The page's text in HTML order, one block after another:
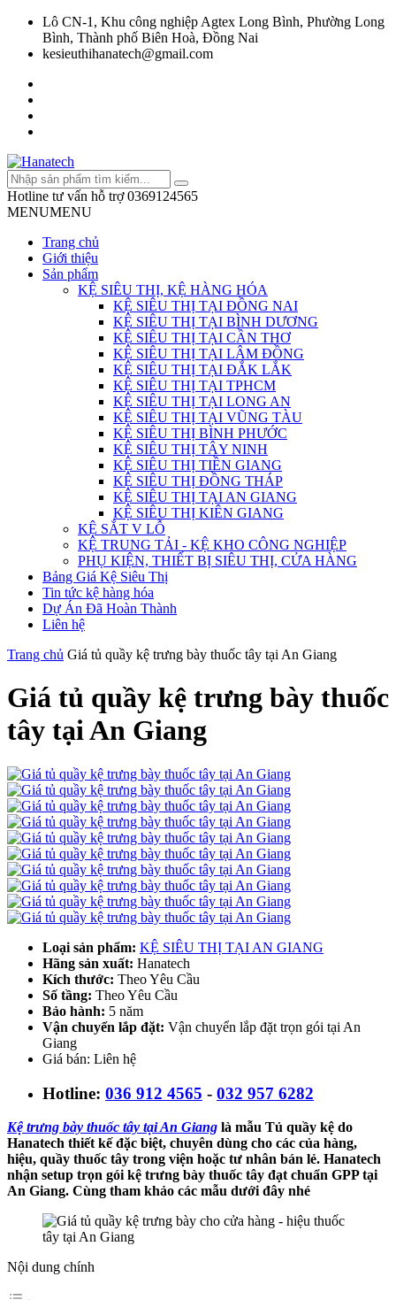
Lô CN-1, Khu công nghiệp Agtex Long Bình, Phường Long
Bình, Thành phố Biên Hoà, Đồng Nai
kesieuthihanatech@gmail.com
Hotline tư vấn hỗ trợ 0369124565
MENUMENU
Trang chủ
Giới thiệu
Sản phẩm
KỆ SIÊU THỊ, KỆ HÀNG HÓA
KỆ SIÊU THỊ TẠI ĐỒNG NAI
KỆ SIÊU THỊ TẠI BÌNH DƯƠNG
KỆ SIÊU THỊ TẠI CẦN THƠ
KỆ SIÊU THỊ TẠI LÂM ĐỒNG
KỆ SIÊU THỊ TẠI ĐẮK LẮK
KỆ SIÊU THỊ TẠI TPHCM
KỆ SIÊU THỊ TẠI LONG AN
KỆ SIÊU THỊ TẠI VŨNG TÀU
KỆ SIÊU THỊ BÌNH PHƯỚC
KỆ SIÊU THỊ TÂY NINH
KỆ SIÊU THỊ TIỀN GIANG
KỆ SIÊU THỊ ĐỒNG THÁP
KỆ SIÊU THỊ TẠI AN GIANG
KỆ SIÊU THỊ KIÊN GIANG
KỆ SẮT V LỖ
KỆ TRUNG TẢI - KỆ KHO CÔNG NGHIỆP
PHỤ KIỆN, THIẾT BỊ SIÊU THỊ, CỬA HÀNG
Bảng Giá Kệ Siêu Thị
Tin tức kệ hàng hóa
Dự Án Đã Hoàn Thành
Liên hệ
Trang chủ Giá tủ quầy kệ trưng bày thuốc tây tại An Giang
Giá tủ quầy kệ trưng bày thuốc
tây tại An Giang
Loại sản phẩm: KỆ SIÊU THỊ TẠI AN GIANG
Hãng sản xuất: Hanatech
Kích thước: Theo Yêu Cầu
Số tầng: Theo Yêu Cầu
Bảo hành: 5 năm
Vận chuyển lắp đặt: Vận chuyển lắp đặt trọn gói tại An
Giang
Giá bán: Liên hệ
Hotline: 036 912 4565 - 032 957 6282
Kệ trưng bày thuốc tây tại An Giang là mẫu Tủ quầy kệ do
Hanatech thiết kế đặc biệt, chuyên dùng cho các của hàng,
hiệu, quầy thuốc tây trong viện hoặc tư nhân bán lẻ. Hanatech
nhận setup trọn gói kệ trưng bày thuốc tây đạt chuẩn GPP tại
An Giang. Cùng tham khảo các mẫu dưới đây nhé
Nội dung chính